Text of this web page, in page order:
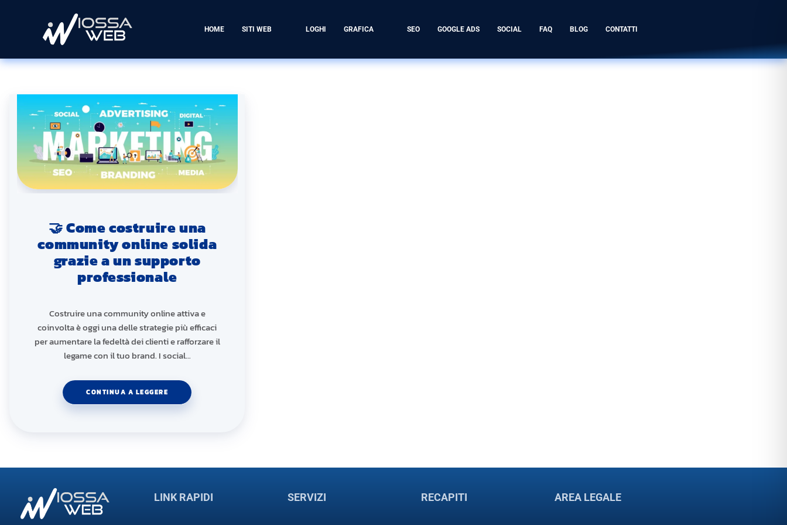
HOME SITI WEB LOGHI GRAFICA SEO GOOGLE ADS SOCIAL FAQ BLOG CONTATTI
🤝 Come costruire una
community online solida
grazie a un supporto
professionale
Costruire una community online attiva e
coinvolta è oggi una delle strategie più efficaci
per aumentare la fedeltà dei clienti e rafforzare il
legame con il tuo brand. I social…
CONTINUA A LEGGERE
LINK RAPIDI SERVIZI RECAPITI AREA LEGALE